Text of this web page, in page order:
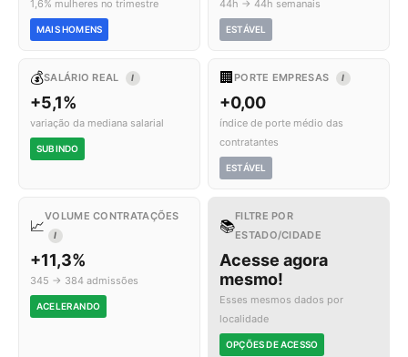
1,6% mulheres no trimestre
MAIS HOMENS
44h → 44h semanais
ESTÁVEL
💰SALÁRIO REAL I
+5,1%
variação da mediana salarial
SUBINDO
🏢 PORTE EMPRESAS I
+0,00
índice de porte médio das
contratantes
ESTÁVEL
📈
VOLUME CONTRATAÇÕES
I
+11,3%
345 → 384 admissões
ACELERANDO
📚
FILTRE POR
ESTADO/CIDADE
Acesse agora
mesmo!
Esses mesmos dados por
localidade
OPÇÕES DE ACESSO